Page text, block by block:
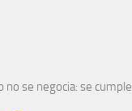
no se negocia: se cumple